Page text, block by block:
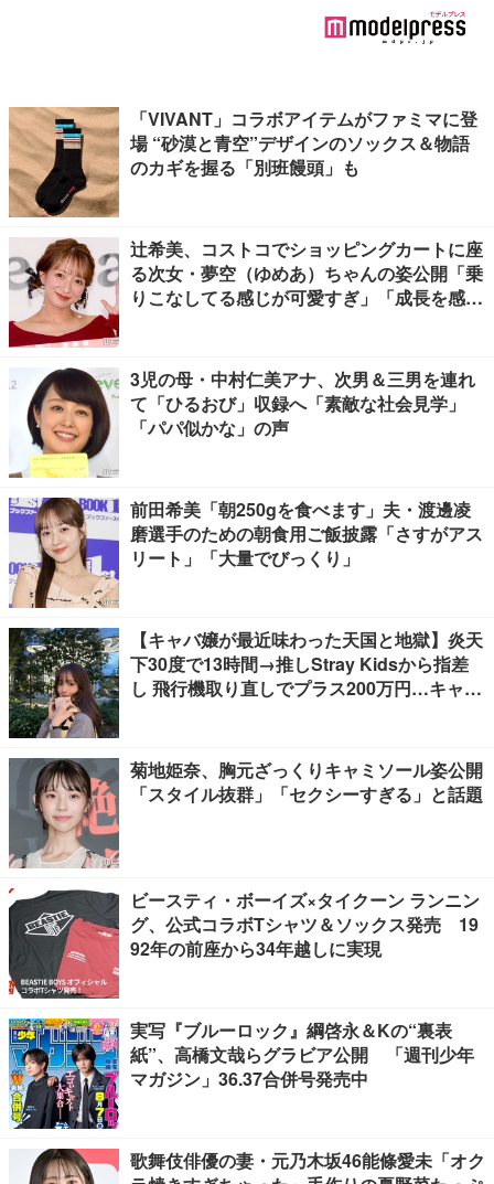
「VIVANT」コラボアイテムがファミマに登
場 “砂漠と青空”デザインのソックス＆物語
のカギを握る「別班饅頭」も
辻希美、コストコでショッピングカートに座
る次女・夢空（ゆめあ）ちゃんの姿公開「乗
りこなしてる感じが可愛すぎ」「成長を感じ
3児の母・中村仁美アナ、次男＆三男を連れ
て「ひるおび」収録へ「素敵な社会見学」
「パパ似かな」の声
前田希美「朝250gを食べます」夫・渡邊凌
磨選手のための朝食用ご飯披露「さすがアス
リート」「大量でびっくり」
【キャバ嬢が最近味わった天国と地獄】炎天
下30度で13時間→推しStray Kidsから指差
し 飛行機取り直しでプラス200万円…キャバ
菊地姫奈、胸元ざっくりキャミソール姿公開
「スタイル抜群」「セクシーすぎる」と話題
ビースティ・ボーイズ×タイクーン ランニン
グ、公式コラボTシャツ＆ソックス発売 19
92年の前座から34年越しに実現
実写『ブルーロック』綱啓永＆Kの“裏表
紙”、高橋文哉らグラビア公開 「週刊少年
マガジン」36.37合併号発売中
歌舞伎俳優の妻・元乃木坂46能條愛未「オク